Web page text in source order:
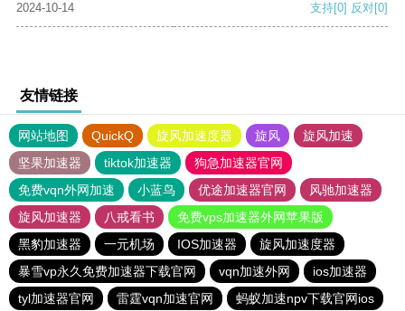
2024-10-14 支持[0] 反对[0]
友情链接
网站地图 QuickQ 旋风加速度器 旋风
旋风加速
坚果加速器
tiktok加速器
狗急加速器官网
免费vqn外网加速
小蓝鸟 优途加速器官网
风驰加速器
旋风加速器
八戒看书
免费vps加速器外网苹果版
黑豹加速器
一元机场 IOS加速器
旋风加速度器
暴雪vp永久免费加速器下载官网
vqn加速外网
ios加速器
tyl加速器官网
雷霆vqn加速官网 蚂蚁加速npv下载官网ios